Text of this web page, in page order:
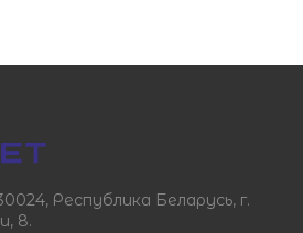
Республика Беларусь, г.
8.